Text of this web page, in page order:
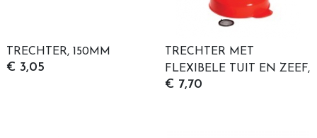
TRECHTER, 150MM
€ 3,05
TRECHTER MET
FLEXIBELE TUIT EN ZEEF,
160MM
€ 7,70